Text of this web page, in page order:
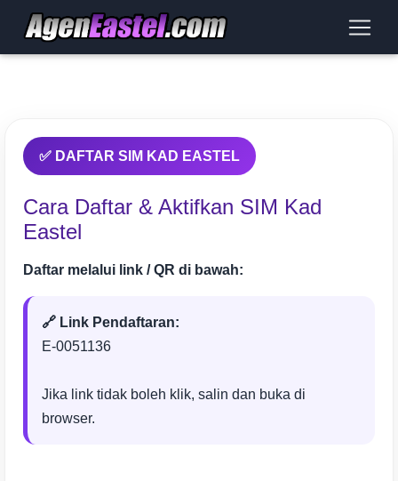
✅ DAFTAR SIM KAD EASTEL
Cara Daftar & Aktifkan SIM Kad
Eastel
Daftar melalui link / QR di bawah:
🔗 Link Pendaftaran:
E-0051136
Jika link tidak boleh klik, salin dan buka di
browser.